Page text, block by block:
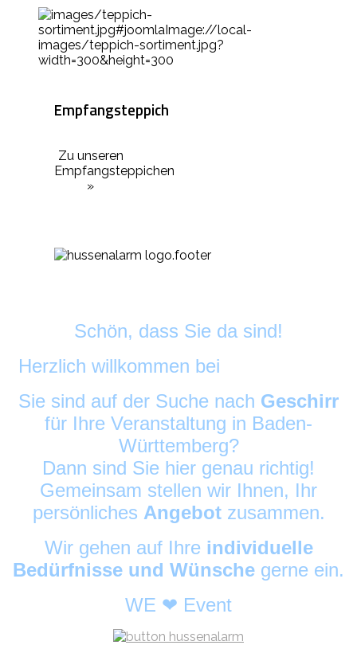
Empfangsteppich
Zu unseren
Empfangsteppichen
»
Schön, dass Sie da sind!
Herzlich willkommen bei
Sie sind auf der Suche nach Geschirr
für Ihre Veranstaltung in Baden-
Württemberg?
Dann sind Sie hier genau richtig!
Gemeinsam stellen wir Ihnen, Ihr
persönliches Angebot zusammen.
Wir gehen auf Ihre individuelle
Bedürfnisse und Wünsche gerne ein.
WE ❤ Event